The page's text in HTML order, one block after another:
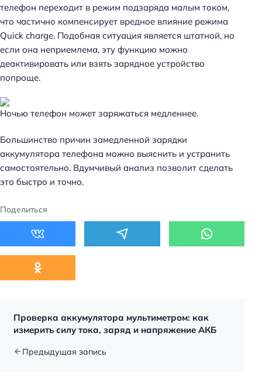
телефон переходит в режим подзаряда малым током,
что частично компенсирует вредное влияние режима
Quick charge. Подобная ситуация является штатной, но
если она неприемлема, эту функцию можно
деактивировать или взять зарядное устройство
попроще.
Ночью телефон может заряжаться медленнее.
Большинство причин замедленной зарядки
аккумулятора телефона можно выяснить и устранить
самостоятельно. Вдумчивый анализ позволит сделать
это быстро и точно.
Поделиться
Проверка аккумулятора мультиметром: как
измерить силу тока, заряд и напряжение АКБ
Предыдущая запись